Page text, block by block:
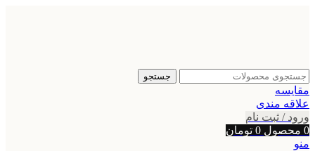
جستجو
مقایسه
علاقه مندی
ورود / ثبت نام
0 محصول 0 تومان
منو